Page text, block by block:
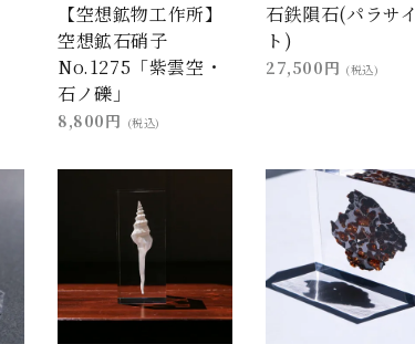
【空想鉱物工作所】
空想鉱石硝子
No.1275「紫雲空・
石ノ礫」
8,800円 (税込)
石鉄隕石(パラサイ
ト)
27,500円 (税込)